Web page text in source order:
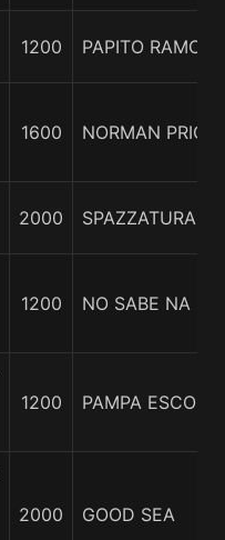
1200 PAPITO RAMON
1600 NORMAN PRICE
2000 SPAZZATURA
1200 NO SABE NA
1200 PAMPA
2000 GOOD SEA